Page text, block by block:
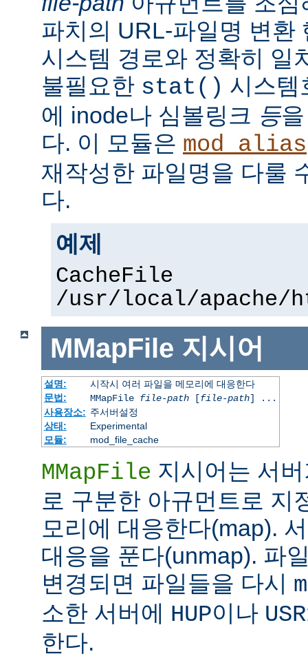
파치의 URL-파일명 변환
시스템 경로와 정확히 일
불필요한 stat() 시스템
에 inode나 심볼링크 등
다. 이 모듈은 mod_alias
재작성한 파일명을 다룰
다.
예제
CacheFile
/usr/local/apache/
MMapFile 지시어
설명:
시작시 여러 파일을 메모리에 대응한다
문법:
MMapFile file-path[file-path] ...
사용장소: 주서버설정
상태:
Experimental
모듈:
mod_file_cache
MMapFile 지시어는 서
로 구분한 아규먼트로 지
모리에 대응한다(map).
대응을 푼다(unmap). 파
변경되면 파일들을 다시
소한 서버에 HUP이나
한다.